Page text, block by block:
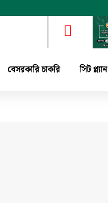
বেসরকারি চাকরি সিট